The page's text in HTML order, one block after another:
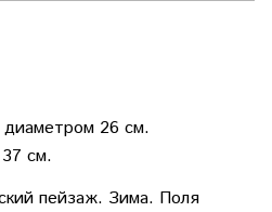
диаметром 26 см.
см.
пейзаж. Зима. Поля